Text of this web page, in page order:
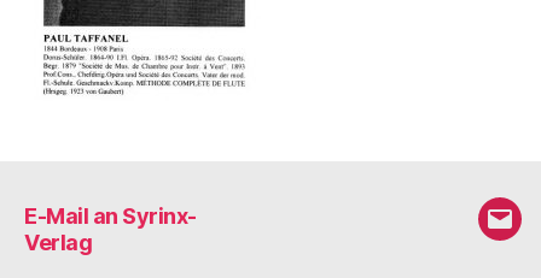
E-Mail an Syrinx-
Verlag
E-